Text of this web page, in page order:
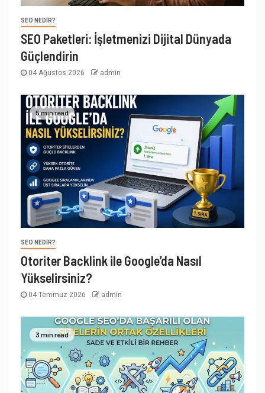
SEO NEDIR?
SEO Paketleri: İşletmenizi Dijital Dünyada
Güçlendirin
04 Ağustos 2026 admin
5 min read
SEO NEDIR?
Otoriter Backlink ile Google’da Nasıl
Yükselirsiniz?
04 Temmuz 2026 admin
3 min read